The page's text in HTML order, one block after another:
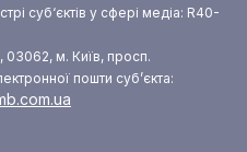
суб‘єктів у сфері медіа: R40-
03062, м. Київ, просп.
пошти суб’єкта: